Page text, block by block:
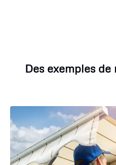
Des exemples